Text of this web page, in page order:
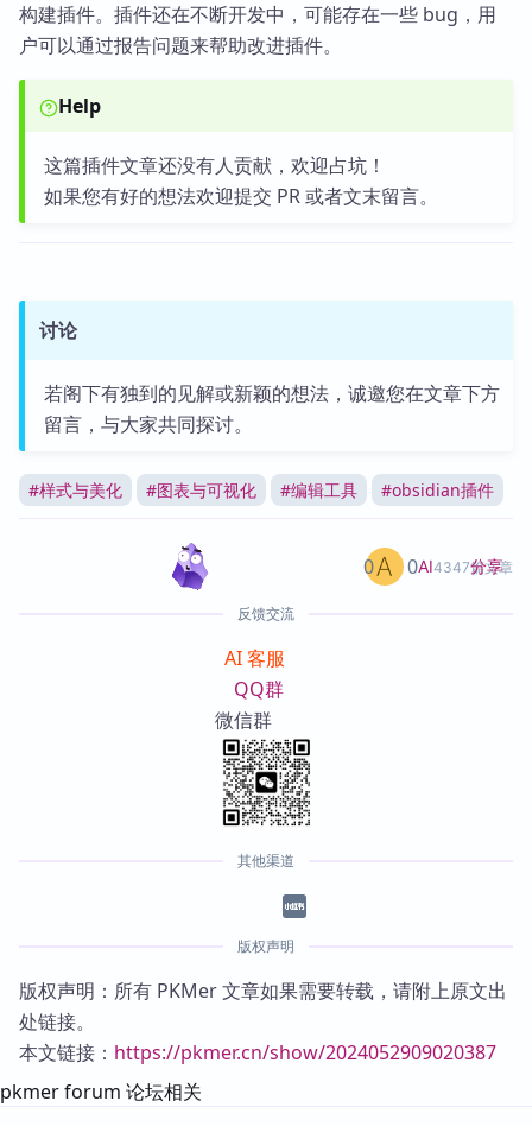
构建插件。插件还在不断开发中，可能存在一些 bug，用
户可以通过报告问题来帮助改进插件。
Help
这篇插件文章还没有人贡献，欢迎占坑！
如果您有好的想法欢迎提交 PR 或者文末留言。
讨论
若阁下有独到的见解或新颖的想法，诚邀您在文章下方
留言，与大家共同探讨。
#样式与美化 #图表与可视化 #编辑工具 #obsidian插件
AI4347篇文章
0 0 分享
反馈交流
AI 客服
QQ群
微信群
其他渠道
版权声明
版权声明：所有 PKMer 文章如果需要转载，请附上原文出
处链接。
本文链接： https://pkmer.cn/show/2024052909020387
pkmer forum 论坛相关